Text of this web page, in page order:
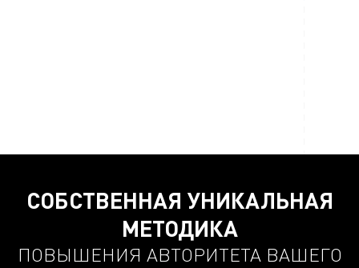
СОБСТВЕННАЯ УНИКАЛЬНАЯ
МЕТОДИКА
ПОВЫШЕНИЯ АВТОРИТЕТА ВАШЕГО